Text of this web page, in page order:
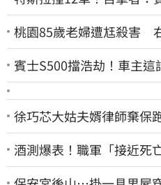
桃園85歲老婦遭尪殺害
賓士S500擋浩劫！車主這
徐巧芯大姑夫婿律師棄
酒測爆表！職軍「接近死